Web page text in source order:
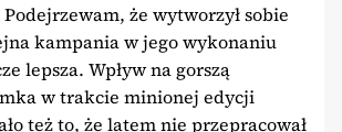
że wytworzył sobie
kampania w jego wykonaniu
lepsza. Wpływ na gorszą
w trakcie minionej edycji
też to, że latem nie przepracował